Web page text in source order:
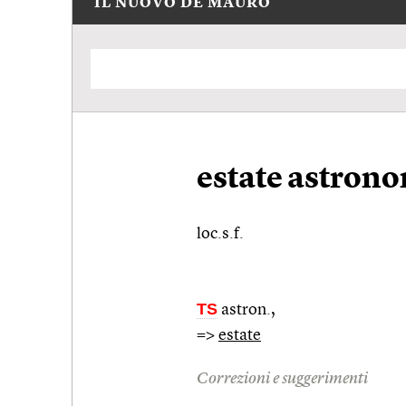
IL NUOVO DE MAURO
estate
loc.s.f.
TS astron.,
=> estate
Correzioni e suggerimenti